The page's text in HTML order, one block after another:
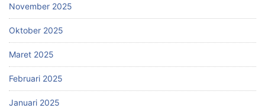
November 2025
Oktober 2025
Maret 2025
Februari 2025
Januari 2025